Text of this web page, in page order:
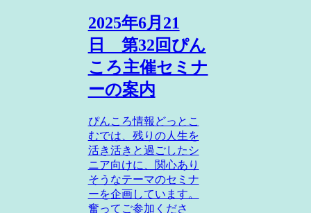
2025年6月21
日 第32回ぴん
ころ主催セミナ
ーの案内
ぴんころ情報どっとこ
むでは、残りの人生を
活き活きと過ごしたシ
ニア向けに、関心あり
そうなテーマのセミナ
ーを企画しています。
奮ってご参加くださ